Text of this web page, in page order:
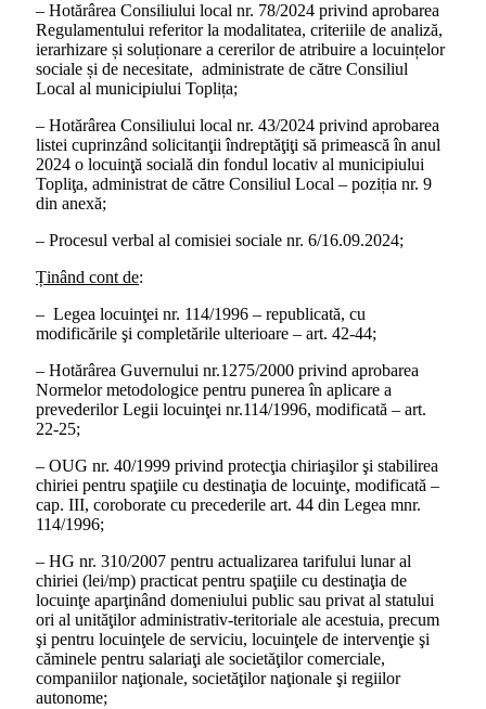
– Hotărârea Consiliului local nr. 78/2024 privind aprobarea
Regulamentului referitor la modalitatea, criteriile de analiză,
ierarhizare și soluționare a cererilor de atribuire a locuințelor
sociale și de necesitate, administrate de către Consiliul
Local al municipiului Toplița;
– Hotărârea Consiliului local nr. 43/2024 privind aprobarea
listei cuprinzând solicitanţii îndreptăţiţi să primească în anul
2024 o locuinţă socială din fondul locativ al municipiului
Topliţa, administrat de către Consiliul Local – poziția nr. 9
din anexă;
– Procesul verbal al comisiei sociale nr. 6/16.09.2024;
Ținând cont de:
– Legea locuinţei nr. 114/1996 – republicată, cu
modificările şi completările ulterioare – art. 42-44;
– Hotărârea Guvernului nr.1275/2000 privind aprobarea
Normelor metodologice pentru punerea în aplicare a
prevederilor Legii locuinţei nr.114/1996, modificată – art.
22-25;
– OUG nr. 40/1999 privind protecţia chiriaşilor şi stabilirea
chiriei pentru spaţiile cu destinaţia de locuinţe, modificată –
cap. III, coroborate cu precederile art. 44 din Legea mnr.
114/1996;
– HG nr. 310/2007 pentru actualizarea tarifului lunar al
chiriei (lei/mp) practicat pentru spaţiile cu destinaţia de
locuinţe aparţinând domeniului public sau privat al statului
ori al unităţilor administrativ-teritoriale ale acestuia, precum
şi pentru locuinţele de serviciu, locuinţele de intervenţie şi
căminele pentru salariaţi ale societăţilor comerciale,
companiilor naţionale, societăţilor naţionale şi regiilor
autonome;